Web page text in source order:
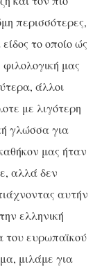
περισσότερες,
το οποίο ώς
μας
άλλοι
με λιγότερη
γλώσσα για
μας ήταν
αλλά δεν
αυτήν
ελληνική
του ευρωπαϊκού
μιλάμε για